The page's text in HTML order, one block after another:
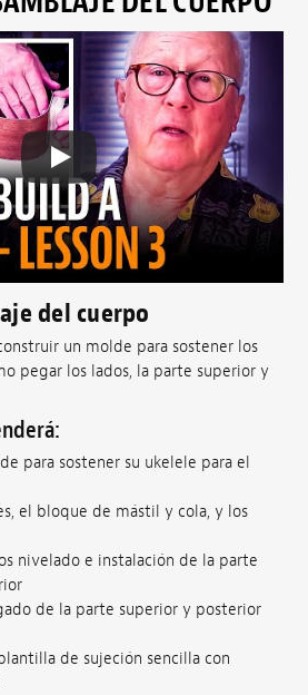
del cuerpo
un molde para sostener los
pegar los lados, la parte superior y
para sostener su ukelele para el
el bloque de mástil y cola, y los
nivelado e instalación de la parte
de la parte superior y posterior
de sujeción sencilla con